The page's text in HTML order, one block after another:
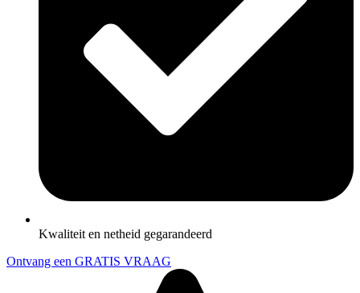
Kwaliteit en netheid gegarandeerd
Ontvang een GRATIS VRAAG